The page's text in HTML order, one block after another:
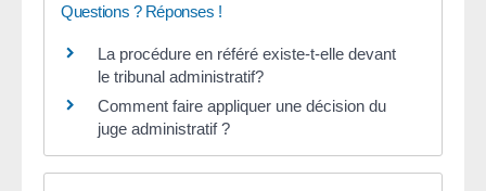
Questions ? Réponses !
La procédure en référé existe-t-elle devant
le tribunal administratif?
Comment faire appliquer une décision du
juge administratif ?